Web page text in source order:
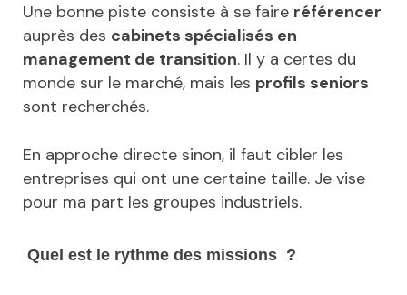
Une bonne piste consiste à se faire référencer
auprès des cabinets spécialisés en
management de transition. Il y a certes du
monde sur le marché, mais les profils seniors
sont recherchés.
En approche directe sinon, il faut cibler les
entreprises qui ont une certaine taille. Je vise
pour ma part les groupes industriels.
Quel est le rythme des missions ?